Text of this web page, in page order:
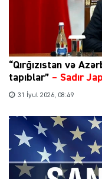
“Qırğızıstan və
tapıblar” – Sadır
31 İyul 2026, 08:49